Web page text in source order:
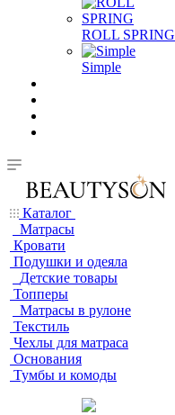
ROLL SPRING
Simple
Каталог
Матрасы
Кровати
Подушки и одеяла
Детские товары
Топперы
Матрасы в рулоне
Текстиль
Чехлы для матраса
Основания
Тумбы и комоды